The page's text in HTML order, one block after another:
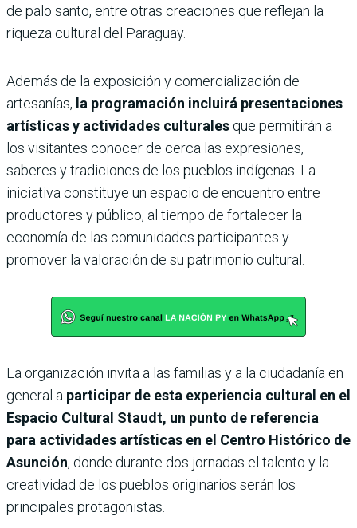
de palo santo, entre otras creaciones que reflejan la
riqueza cultural del Paraguay.
Además de la exposición y comercialización de
artesanías, la programación incluirá presentaciones
artísticas y actividades culturales que permitirán a
los visitantes conocer de cerca las expresiones,
saberes y tradiciones de los pueblos indígenas. La
iniciativa constituye un espacio de encuentro entre
productores y público, al tiempo de fortalecer la
economía de las comunidades participantes y
promover la valoración de su patrimonio cultural.
La organización invita a las familias y a la ciudadanía en
general a participar de esta experiencia cultural en el
Espacio Cultural Staudt, un punto de referencia
para actividades artísticas en el Centro Histórico de
Asunción, donde durante dos jornadas el talento y la
creatividad de los pueblos originarios serán los
principales protagonistas.